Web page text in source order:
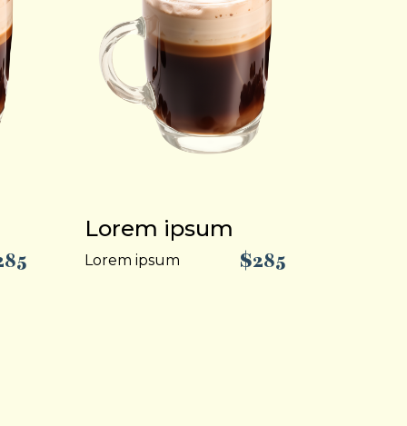
Lorem ipsum
Lorem ipsum $285